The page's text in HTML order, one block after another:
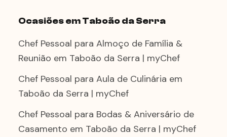
Ocasiões em Taboão da Serra
Chef Pessoal para Almoço de Família &
Reunião em Taboão da Serra | myChef
Chef Pessoal para Aula de Culinária em
Taboão da Serra | myChef
Chef Pessoal para Bodas & Aniversário de
Casamento em Taboão da Serra | myChef